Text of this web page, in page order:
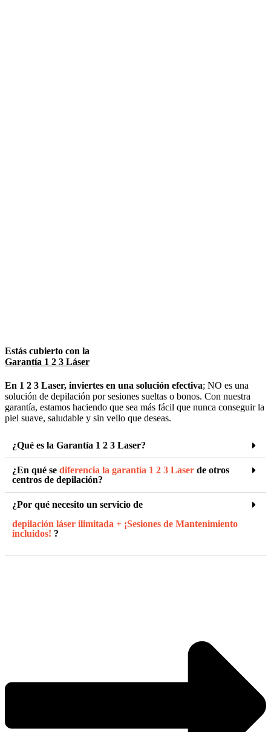
Estás cubierto con la
Garantía 1 2 3 Láser
En 1 2 3 Laser, inviertes en una solución efectiva; NO es una
solución de depilación por sesiones sueltas o bonos. Con nuestra
garantía, estamos haciendo que sea más fácil que nunca conseguir la
piel suave, saludable y sin vello que deseas.
¿Qué es la Garantía 1 2 3 Laser?
¿En qué se diferencia la garantía 1 2 3 Laser de otros
centros de depilación?
¿Por qué necesito un servicio de
depilación láser ilimitada + ¡Sesiones de Mantenimiento
incluidos! ?